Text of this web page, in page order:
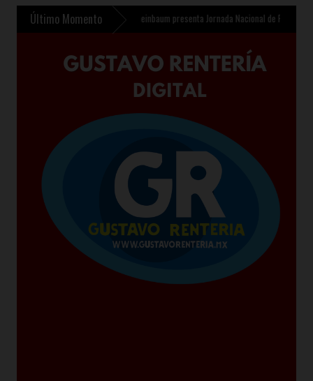
Último Momento
Infantil en Chalco »Sheinbaum presenta Jornada Nacional de Reforestación